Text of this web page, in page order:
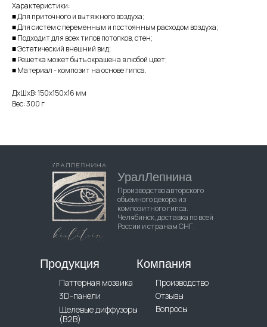
Характеристики:
■ Для приточного и вытяжного воздуха;
■ Для систем с переменным и постоянным расходом воздуха;
■ Подходит для всех типов потолков, стен;
■ Эстетический внешний вид;
■ Решетка может быть окрашена в любой цвет;
■ Материал - композит на основе гипса.
ДxШxВ: 150x150x16 мм
Вес: 300 г
Паттерная мозаика
3D-панели
Щелевые диффузоры
(B2B)
УралЛепнина
Продукция
Производство
Отзывы
Вопросы
Компания
Производство авторского
объёмного декора из
композитного гипса.
Челябинск, доставка по всей
России и странам СНГ.